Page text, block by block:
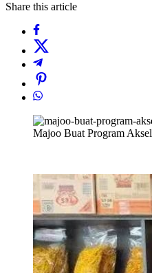
Share this article
Majoo Buat Program